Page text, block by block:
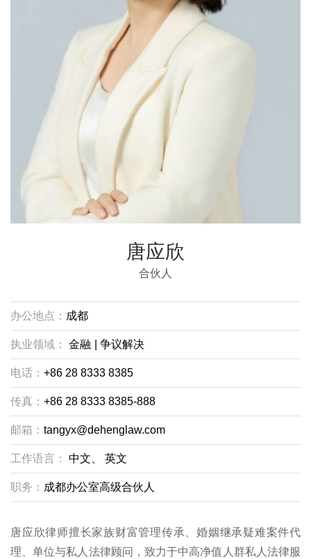
唐应欣
合伙人
办公地点： 成都
执业领域： 金融 争议解决
电话： +86 28 8333 8385
传真： +86 28 8333 8385-888
邮箱： tangyx@dehenglaw.com
工作语言： 中文、 英文
职务： 成都办公室高级合伙人
唐应欣律师擅长家族财富管理传承、婚姻继承疑难案件代
理、单位与私人法律顾问，致力于中高净值人群私人法律服